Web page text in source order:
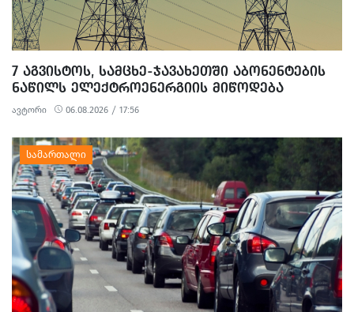
7 ᲐᲒᲕᲘᲡᲢᲝᲡ, ᲡᲐᲛᲪᲮᲔ-ᲯᲐᲕᲐᲮᲔᲗᲨᲘ ᲐᲑᲝᲜᲔᲜᲢᲔᲑᲘᲡ
ᲜᲐᲬᲘᲚᲡ ᲔᲚᲔᲥᲢᲠᲝᲔᲜᲔᲠᲒᲘᲘᲡ ᲛᲘᲬᲝᲓᲔᲑᲐ
ᲨᲔᲔᲖᲦᲣᲓᲔᲑᲐ
ავტორი 06.08.2026 / 17:56